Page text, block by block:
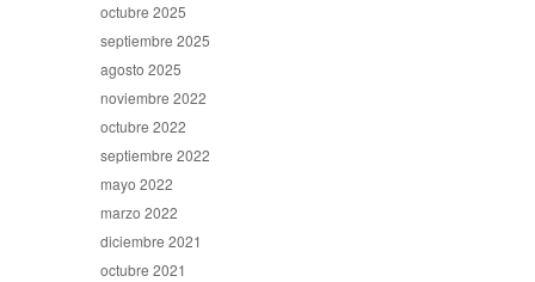
octubre 2025
septiembre 2025
agosto 2025
noviembre 2022
octubre 2022
septiembre 2022
mayo 2022
marzo 2022
diciembre 2021
octubre 2021